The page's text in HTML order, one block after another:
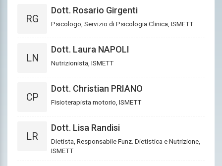
RG
Dott. Rosario Girgenti
Psicologo, Servizio di Psicologia Clinica, ISMETT
LN
Dott. Laura NAPOLI
Nutrizionista, ISMETT
CP
Dott. Christian PRIANO
Fisioterapista motorio, ISMETT
LR
Dott. Lisa Randisi
Dietista, Responsabile Funz. Dietistica e Nutrizione,
ISMETT